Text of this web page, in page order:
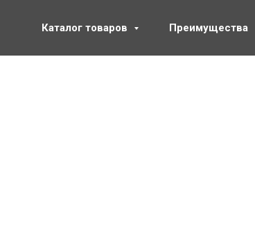
Каталог товаров Преимущества